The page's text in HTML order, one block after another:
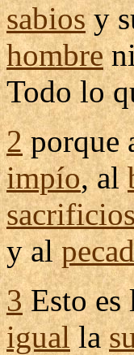
sabiosy
hombre
Todo lo
2porque
impío, al
y al
3Esto
igualla